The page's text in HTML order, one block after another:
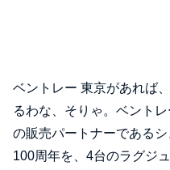
ベントレー 東京があれば
るわな、そりゃ。ベント
の販売パートナーである
100周年を、4台のラグジ